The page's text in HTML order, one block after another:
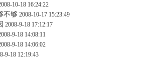
10-18 16:24:22
不够 2008-10-17 15:23:49
2008-9-18 17:12:17
9-18 14:08:11
9-18 14:06:02
9-18 12:19:43